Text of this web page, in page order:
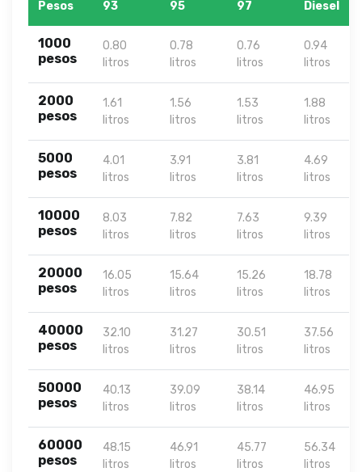
Pesos
93
95
97
Diesel
1000
pesos
0.80
litros
0.78
litros
0.76
litros
0.94
litros
2000
pesos
1.61
litros
1.56
litros
1.53
litros
1.88
litros
5000
pesos
4.01
litros
3.91
litros
3.81
litros
4.69
litros
10000
pesos
8.03
litros
7.82
litros
7.63
litros
9.39
litros
20000
pesos
16.05
litros
15.64
litros
15.26
litros
18.78
litros
40000
pesos
32.10
litros
31.27
litros
30.51
litros
37.56
litros
50000
pesos
40.13
litros
39.09
litros
38.14
litros
46.95
litros
60000
pesos
48.15
litros
46.91
litros
45.77
litros
56.34
litros